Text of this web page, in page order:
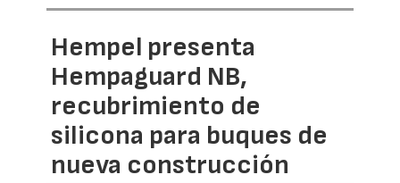
Hempel presenta
Hempaguard NB,
recubrimiento de
silicona para buques de
nueva construcción